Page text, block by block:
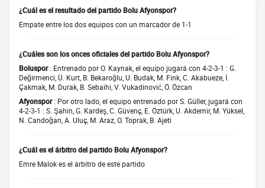
¿Cuál es el resultado del partido Bolu Afyonspor?
Empate entre los dos equipos con un marcador de 1-1
¿Cuáles son los onces oficiales del partido Bolu Afyonspor?
Boluspor: Entrenado por O. Kaynak, el equipo jugará con 4-2-3-1 : G.
Değirmenci, Ü. Kurt, B. Bekaroğlu, U. Budak, M. Fink, C. Akabueze, İ.
Çakmak, M. Durak, B. Sebaihi, V. Vukadinović, Ö. Özcan
Afyonspor: Por otro lado, el equipo entrenado por S. Güller, jugará con
4-2-3-1 : S. Şahin, G. Kardeş, C. Güvenç, E. Öztürk, U. Akdemir, M. Yüksel,
N. Candoğan, A. Uluç, M. Araz, O. Toprak, B. Ajeti
¿Cuál es el árbitro del partido Bolu Afyonspor?
Emre Malok es el árbitro de este partido